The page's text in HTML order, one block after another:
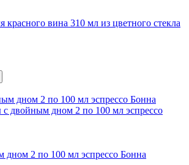
красного вина 310 мл из цветного стекла
2 по 100 мл эспрессо Бонна